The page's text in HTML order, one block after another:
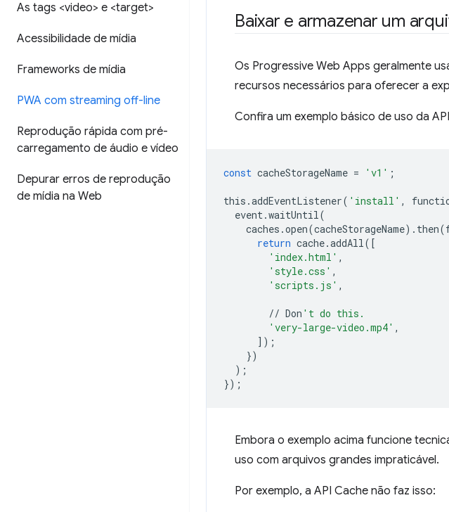
As tags <video> e <target>
Acessibilidade de mídia
Frameworks de mídia
PWA com streaming off-line
Reprodução rápida com pré-
carregamento de áudio e vídeo
Depurar erros de reprodução
de mídia na Web
Baixar e armazenar um
Os Progressive Web Apps geralmente
recursos necessários para oferecer a
Confira um exemplo básico de uso da
const cacheStorageName = 'v1' ;
this .addEventListener( 'install' ,
event.waitUntil(
caches .open(cacheStorageName) . then(
return cache.addAll([
'index.html' ,
'style.css' ,
'scripts.js' ,
// Don 't do this.
'very-large-video.mp4' ,
]);
})
);
});
Embora o exemplo acima funcione
uso com arquivos grandes impraticável.
Por exemplo, a API Cache não faz isso: